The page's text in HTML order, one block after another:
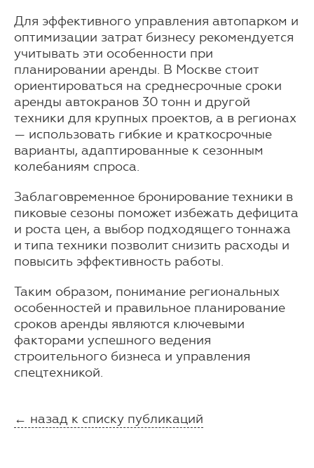
Для эффективного управления автопарком и
оптимизации затрат бизнесу рекомендуется
учитывать эти особенности при
планировании аренды. В Москве стоит
ориентироваться на среднесрочные сроки
аренды автокранов 30 тонн и другой
техники для крупных проектов, а в регионах
— использовать гибкие и краткосрочные
варианты, адаптированные к сезонным
колебаниям спроса.
Заблаговременное бронирование техники в
пиковые сезоны поможет избежать дефицита
и роста цен, а выбор подходящего тоннажа
и типа техники позволит снизить расходы и
повысить эффективность работы.
Таким образом, понимание региональных
особенностей и правильное планирование
сроков аренды являются ключевыми
факторами успешного ведения
строительного бизнеса и управления
спецтехникой.
← назад к списку публикаций